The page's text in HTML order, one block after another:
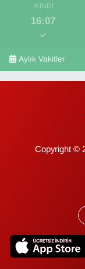
İKINDI
16:07
Aylık Vakitler
Copyright ©